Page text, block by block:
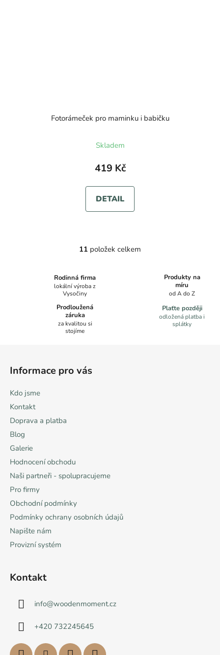
Fotorámeček pro maminku i babičku
Skladem
419 Kč
DETAIL
O
11 položek celkem
Rodinná firma
lokální výroba z
Vysočiny
Produkty na
míru
od A do Z
Prodloužená
záruka
za kvalitou si
stojíme
Plaťte později
odložená platba i
splátky
Informace pro vás
Kdo jsme
Kontakt
Doprava a platba
Blog
Galerie
Hodnocení obchodu
Naši partneři - spolupracujeme
Pro firmy
Obchodní podmínky
Podmínky ochrany osobních údajů
Napište nám
Provizní systém
Kontakt
info@woodenmoment.cz
+420 732245645